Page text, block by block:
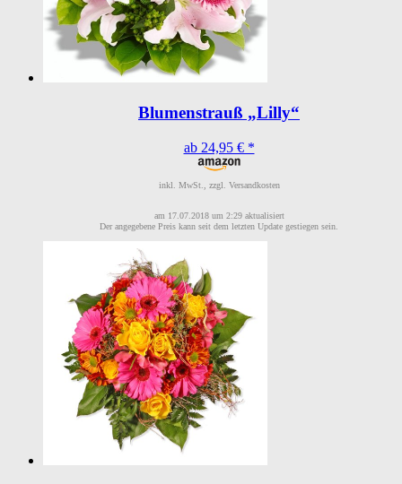
Blumenstrauß „Lilly“
ab 24,95 € *
inkl. MwSt., zzgl. Versandkosten
am 17.07.2018 um 2:29 aktualisiert
Der angegebene Preis kann seit dem letzten Update gestiegen sein.